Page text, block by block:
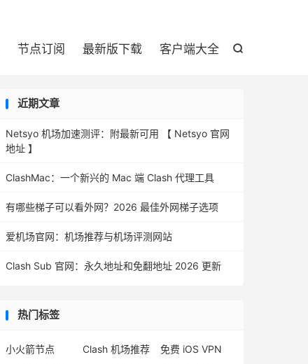

节点订阅 最新版下载 客户端大全
近期文章
Netsyo 机场加速测评：附最新可用 【 Netsyo 官网
地址 】
ClashMac：一个新兴的 Mac 端 Clash 代理工具
有哪些梯子可以看外网？2026 最佳外网梯子选项
爱机场官网：机场推荐与机场评测网站
Clash Sub 官网：永久地址和免翻地址 2026 更新
热门标签
小火箭节点 Clash 机场推荐
免费 iOS VPN